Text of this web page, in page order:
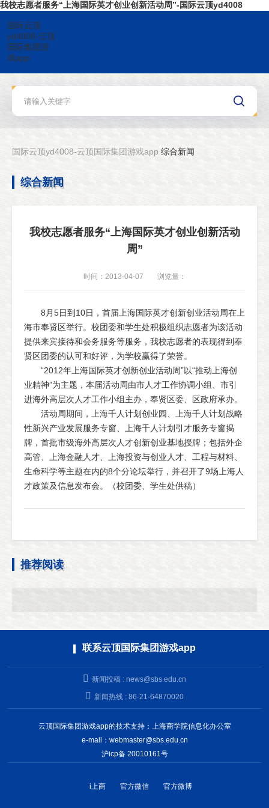
我校志愿者服务“上海国际英才创业创新活动周”-国际云顶yd4008
国际云顶
yd4008-云顶
国际集团游
戏app
国际云顶yd4008-云顶国际集团游戏app 综合新闻
综合新闻
我校志愿者服务“上海国际英才创业创新活动
周”
时间：2013-04-07 浏览量：
8月5日到10日，首届上海国际英才创新创业活动周在上
海市奉贤区举行。校团委和学生处积极组织志愿者为该活动
提供来宾接待和会务服务等服务，我校志愿者的表现得到奉
贤区团委的认可和好评，为学校赢得了荣誉。
“2012年上海国际英才创新创业活动周”以“推动上海创
业精神”为主题，本届活动周由市人才工作协调小组、市引
进海外高层次人才工作小组主办，奉贤区委、区政府承办。
活动周期间，上海千人计划创业园、上海千人计划战略
性新兴产业发展服务专窗、上海千人计划引才服务专窗揭
牌，首批市级海外高层次人才创新创业基地授牌；包括外企
高管、上海金融人才、上海投资与创业人才、工程与材料、
生命科学等主题在内的8个分论坛举行，并召开了9场上海人
才政策及信息发布会。（校团委、学生处供稿）
推荐阅读
联系云顶国际集团游戏app
新闻投稿 : news@sbs.edu.cn
新闻热线 : 86-21-64870020
云顶国际集团游戏app的技术支持：上海商学院信息化办公室
e-mail： webmaster@sbs.edu.cn
沪icp备 20010161号
i上商 官方微信 官方微博